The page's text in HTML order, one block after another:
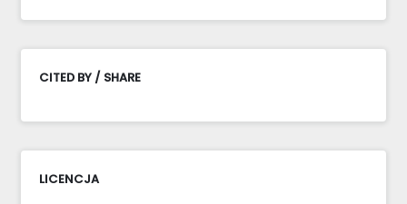
CITED BY / SHARE
LICENCJA